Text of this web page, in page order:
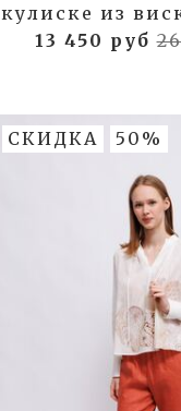
кулиске из
13 450 руб
СКИДКА 50%